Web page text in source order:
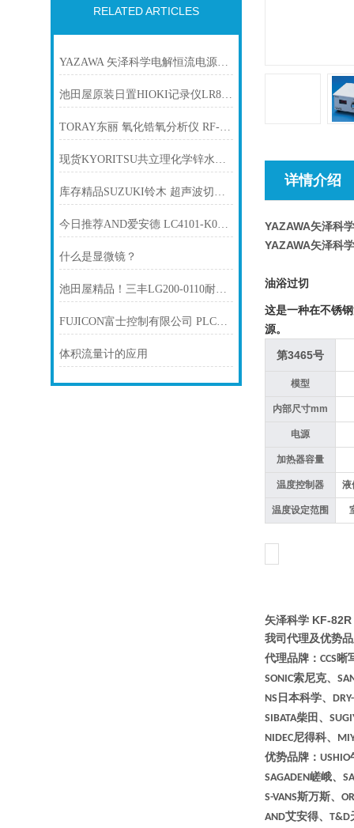
RELATED ARTICLES
YAZAWA 矢泽科学电解恒流电源CS-12B
池田屋原装日置HIOKI记录仪LR8410-20产品介绍技术参数
TORAY东丽 氧化锆氧分析仪 RF-400-01
现货KYORITSU共立理化学锌水质测试包WAK-Zn
库存精品SUZUKI铃木 超声波切割机 SUW-30CMH
今日推荐AND爱安德 LC4101-K003 单点称重传感器
什么是显微镜？
池田屋精品！三丰LG200-0110耐环境线性测量头技术参数
FUJICON富士控制有限公司 PLC控制专用负载管理装置“CM-7S”
体积流量计的应用
详情介绍
YAZAWA矢泽科
YAZAWA矢泽科
油浴过切
这是一种在不锈
源。
第3465号
模型
内部尺寸mm
电源
加热器容量
温度控制器 液
温度设定范围
矢泽科学 KF-
我司代理及优势
代理品牌： CCS晰
SONIC索尼克、
NS 日本科学、
SIBATA柴田、
NIDEC尼得科、
优势品牌： USHIO
SAGADEN嵯峨、
S-VANS斯万斯、
AND艾安得、 T&D